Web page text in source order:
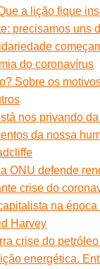
a lição fique
precisamos uns
do coronavírus
Sobre os
nos privando
da nossa
ONU defende
crise do
na época
Harvey
crise do
energética.